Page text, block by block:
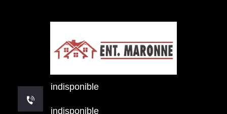
indisponible
indisponible